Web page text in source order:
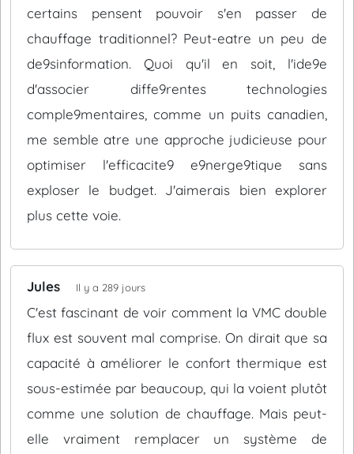
certains pensent pouvoir s'en passer de
chauffage traditionnel? Peut-eatre un peu de
de9sinformation. Quoi qu'il en soit, l'ide9e
d'associer diffe9rentes technologies
comple9mentaires, comme un puits canadien,
me semble atre une approche judicieuse pour
optimiser l'efficacite9 e9nerge9tique sans
exploser le budget. J'aimerais bien explorer
plus cette voie.
Jules Il y a 289 jours
C'est fascinant de voir comment la VMC double
flux est souvent mal comprise. On dirait que sa
capacité à améliorer le confort thermique est
sous-estimée par beaucoup, qui la voient plutôt
comme une solution de chauffage. Mais peut-
elle vraiment remplacer un système de